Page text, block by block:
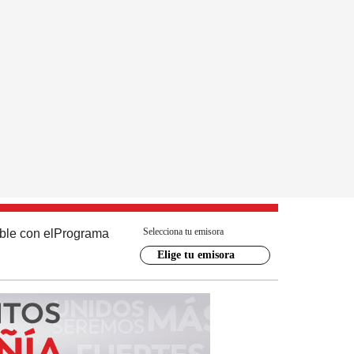
con el Programa Selecciona tu emisora
Elige tu emisora